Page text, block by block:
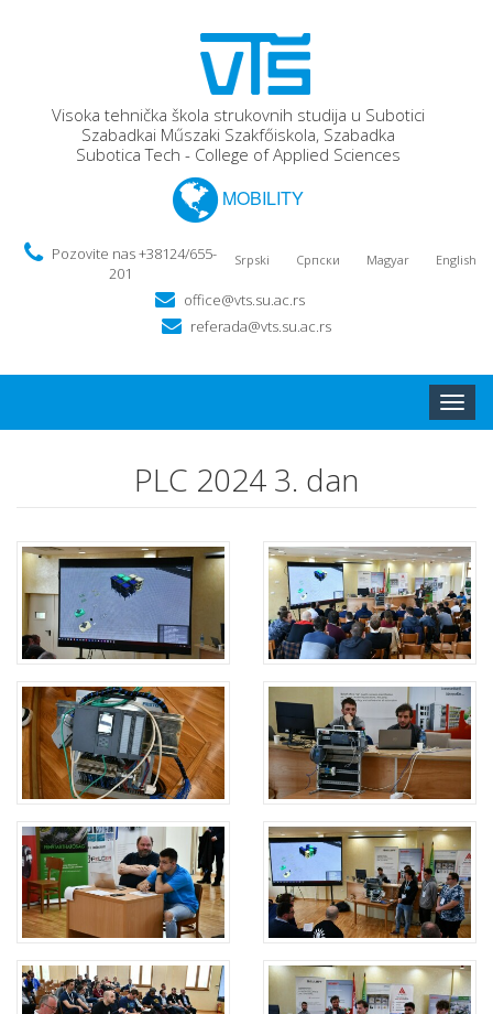
Visoka tehnička škola strukovnih studija u Subotici
Szabadkai Műszaki Szakfőiskola, Szabadka
Subotica Tech - College of Applied Sciences
MOBILITY
Srpski Српски Magyar English
Pozovite nas +38124/655-
201
office@vts.su.ac.rs
referada@vts.su.ac.rs
Toggle
PLC 2024 3. dan